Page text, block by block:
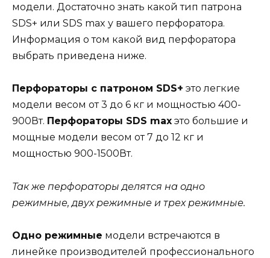
модели. Достаточно знать какой тип патрона
SDS+ или SDS max у вашего перфоратора.
Информация о том какой вид перфоратора
выбрать приведена ниже.
Перфораторы с патроном SDS+ это легкие
модели весом от 3 до 6 кг и мощностью 400-
900Вт. Перфораторы SDS max это большие и
мощные модели весом от 7 до 12 кг и
мощностью 900-1500Вт.
Так же перфораторы делятся на одно
режимные, двух режимные и трех режимные.
Одно режимные модели встречаются в
линейке производителей профессионального